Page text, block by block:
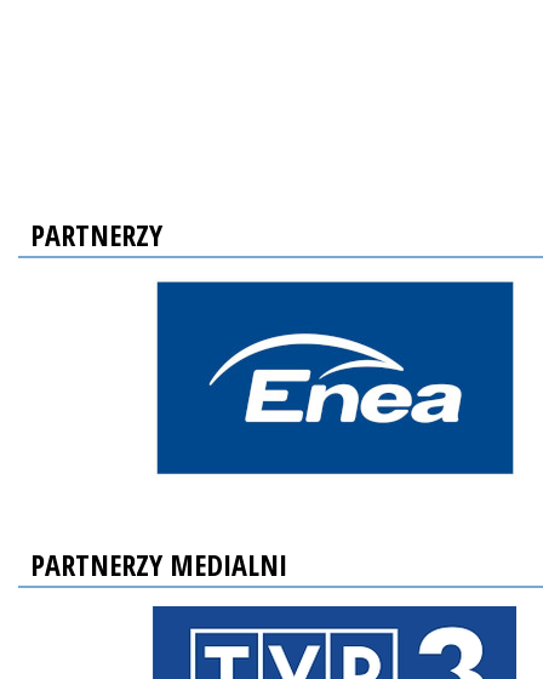
PARTNERZY
PARTNERZY MEDIALNI